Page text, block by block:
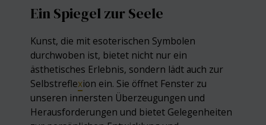
Ein Spiegel zur Seele
Kunst, die mit esoterischen Symbolen
durchwoben ist, bietet nicht nur ein
ästhetisches Erlebnis, sondern lädt auch zur
Selbstreflexion ein. Sie öffnet Fenster zu
unseren innersten Überzeugungen und
Herausforderungen und bietet Gelegenheiten